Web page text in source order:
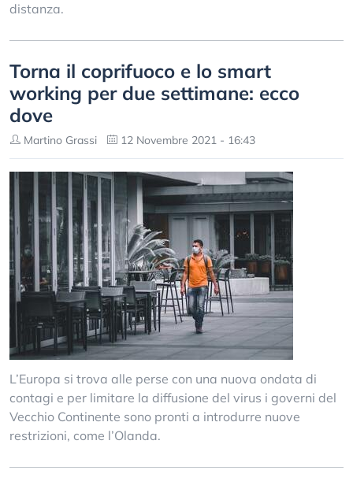
distanza.
Torna il coprifuoco e lo smart
working per due settimane: ecco
dove
Martino Grassi 12 Novembre 2021 - 16:43
L’Europa si trova alle perse con una nuova ondata di
contagi e per limitare la diffusione del virus i governi del
Vecchio Continente sono pronti a introdurre nuove
restrizioni, come l’Olanda.